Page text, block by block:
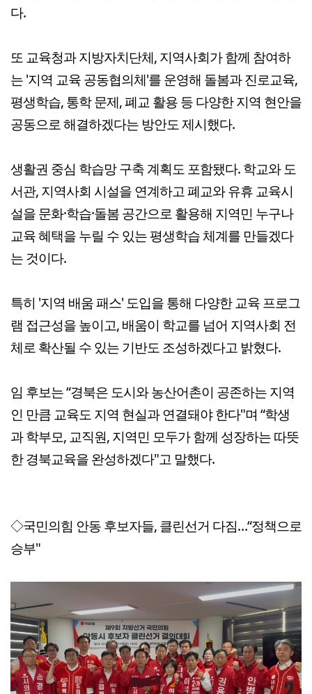
다.
또 교육청과 지방자치단체, 지역사회가 함께 참여하
는 '지역 교육 공동협의체'를 운영해 돌봄과 진로교육,
평생학습, 통학 문제, 폐교 활용 등 다양한 지역 현안을
공동으로 해결하겠다는 방안도 제시했다.
생활권 중심 학습망 구축 계획도 포함됐다. 학교와 도
서관, 지역사회 시설을 연계하고 폐교와 유휴 교육시
설을 문화·학습·돌봄 공간으로 활용해 지역민 누구나
교육 혜택을 누릴 수 있는 평생학습 체계를 만들겠다
는 것이다.
특히 '지역 배움 패스' 도입을 통해 다양한 교육 프로그
램 접근성을 높이고, 배움이 학교를 넘어 지역사회 전
체로 확산될 수 있는 기반도 조성하겠다고 밝혔다.
임 후보는 “경북은 도시와 농산어촌이 공존하는 지역
인 만큼 교육도 지역 현실과 연결돼야 한다"며 “학생
과 학부모, 교직원, 지역민 모두가 함께 성장하는 따뜻
한 경북교육을 완성하겠다"고 말했다.
◇국민의힘 안동 후보자들, 클린선거 다짐…“정책으로
승부"